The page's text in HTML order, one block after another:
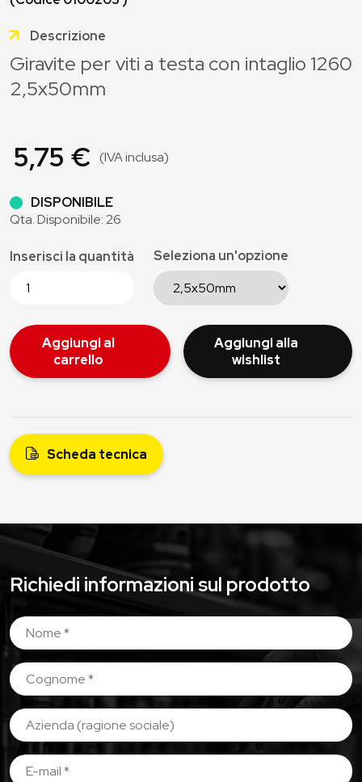
Descrizione
Giravite per viti a testa con intaglio 1260
2,5x50mm
5,75 € (IVA inclusa)
DISPONIBILE
Qta. Disponibile: 26
Inserisci la quantità Seleziona un'opzione
Aggiungi al
carrello
Aggiungi alla
wishlist
Scheda tecnica
Richiedi informazioni sul prodotto